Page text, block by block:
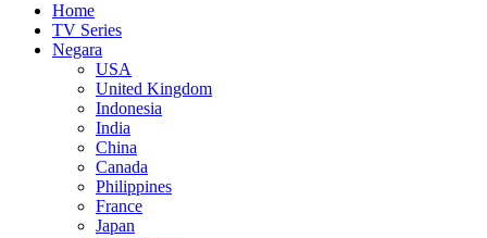
Home
TV Series
Negara
USA
United Kingdom
Indonesia
India
China
Canada
Philippines
France
Japan